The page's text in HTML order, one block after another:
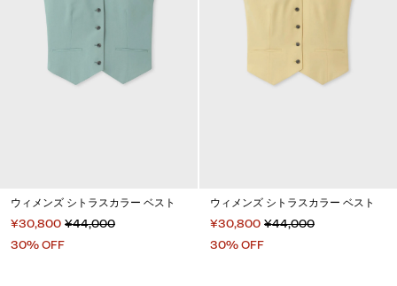
ウィメンズ シトラスカラー ベスト
¥30,800 ¥44,000
30% OFF
ウィメンズ シトラスカラー ベスト
¥30,800 ¥44,000
30% OFF